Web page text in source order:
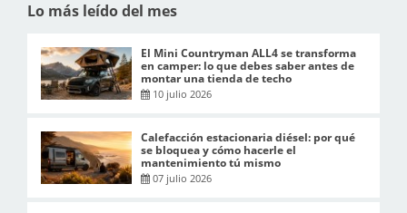
Lo más leído del mes
El Mini Countryman ALL4 se transforma
en camper: lo que debes saber antes de
montar una tienda de techo
10 julio 2026
Calefacción estacionaria diésel: por qué
se bloquea y cómo hacerle el
mantenimiento tú mismo
07 julio 2026